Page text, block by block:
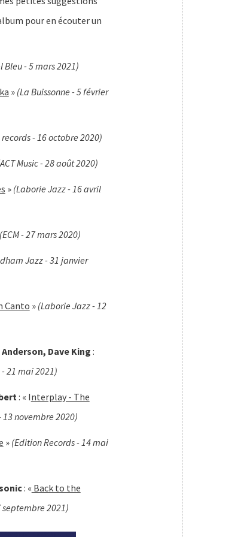
pour en écouter un
Bleu - 5 mars 2021)
» (La Buissonne - 5 février
- 16 octobre 2020)
Music - 28 août 2020)
» (Laborie Jazz - 16 avril
(ECM - 27 mars 2020)
Jazz - 31 janvier
Canto » (Laborie Jazz - 12
Dave King :
21 mai 2021)
: « Interplay - The
13 novembre 2020)
» (Edition Records - 14 mai
: « Back to the
septembre 2021)